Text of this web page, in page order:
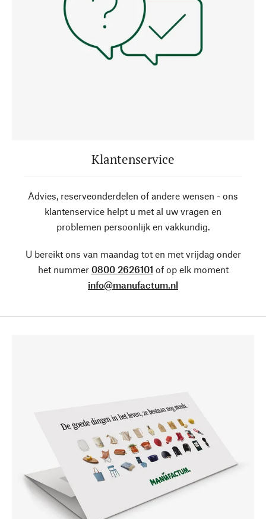
Klantenservice
Advies, reserveonderdelen of andere wensen - ons
klantenservice helpt u met al uw vragen en
problemen persoonlijk en vakkundig.
U bereikt ons van maandag tot en met vrijdag onder
het nummer 0800 2626101 of op elk moment
info@manufactum.nl